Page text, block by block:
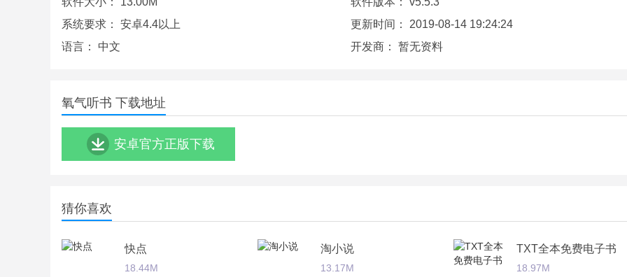
氧气听书app测评
氧气听书，就像氧气一样，无时无刻不再你身边陪伴着你，当你无聊没有事情做的时候，就可以打开氧气听说，听
系统要求： 安卓4.4以上 更新时间： 2019-08-14 19:24:24
语言： 中文 开发商： 暂无资料
氧气听书 下载地址
安卓官方正版下载
猜你喜欢
快点
18.44M
淘小说
13.17M
TXT全本免费电子书
18.97M